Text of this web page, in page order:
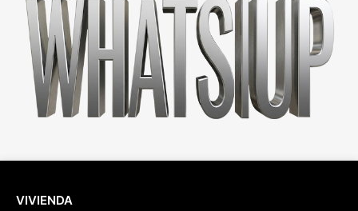
VIVIENDA